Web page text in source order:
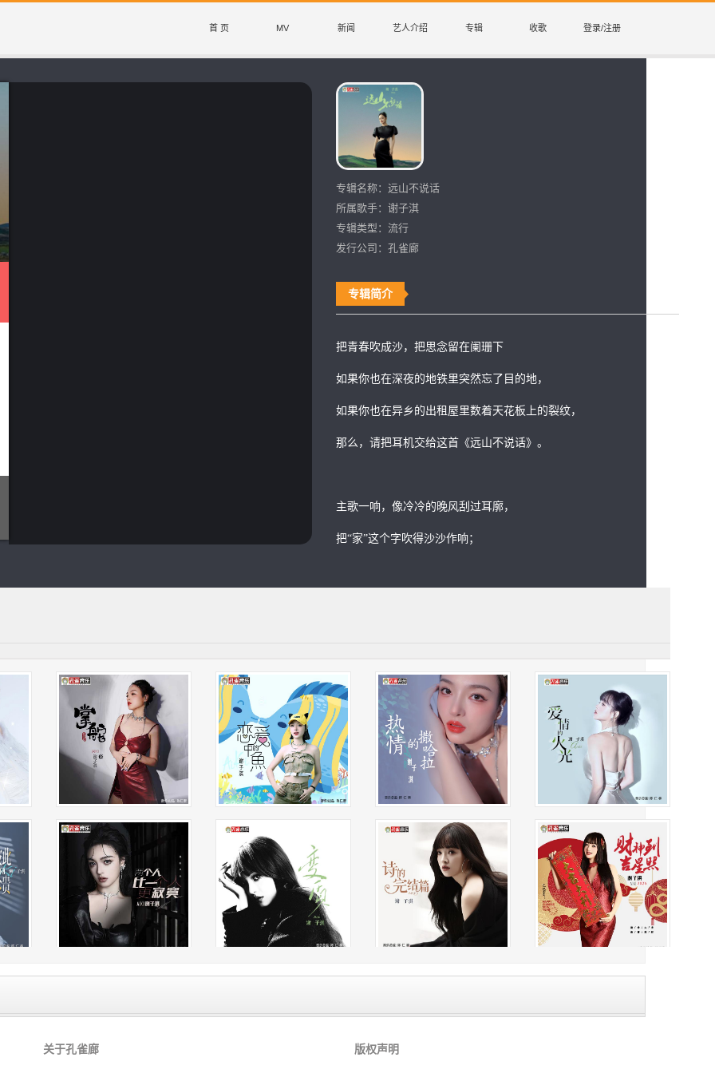
首 页 MV 新闻 艺人介绍 专辑 收歌 登录/注册
专辑名称： 远山不说话
所属歌手： 谢子淇
专辑类型： 流行
发行公司： 孔雀廊
专辑简介
把青春吹成沙，把思念留在阑珊下
如果你也在深夜的地铁里突然忘了目的地，
如果你也在异乡的出租屋里数着天花板上的裂纹，
那么，请把耳机交给这首《远山不说话》。
主歌一响，像冷冷的晚风刮过耳廓，
把“家”这个字吹得沙沙作响；
既像是对儿时快乐时光的轻唤，
呼应着Rap中“儿时那首歌”的回忆，
又如同漂泊途中一声无声的叹息，
与歌曲整体的怅惘氛围相融。
副歌随着谢子淇温暖的声音飘然而起，
同时切入男和声形成合唱效果，
如同在孤独的漂泊路上多了一份隐性的共鸣——
又似岁月里另一个自我的低语，
让原本偏向个人化的抒情更显厚重，
关于孔雀廊 版权声明